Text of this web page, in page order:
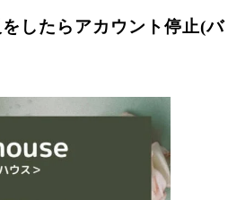
したらアカウント停止(バ